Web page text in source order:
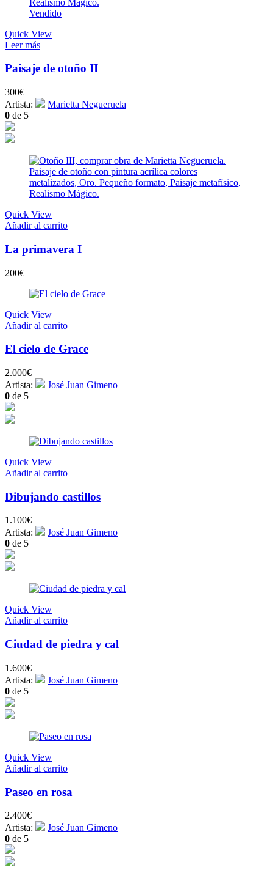
Vendido
Quick View
Leer más
Paisaje de otoño II
300€
Artista:
Marietta Negueruela
0 de 5
Quick View
Añadir al carrito
La primavera I
200€
Quick View
Añadir al carrito
El cielo de Grace
2.000€
Artista:
José Juan Gimeno
0 de 5
Quick View
Añadir al carrito
Dibujando castillos
1.100€
Artista:
José Juan Gimeno
0 de 5
Quick View
Añadir al carrito
Ciudad de piedra y cal
1.600€
Artista:
José Juan Gimeno
0 de 5
Quick View
Añadir al carrito
Paseo en rosa
2.400€
Artista:
José Juan Gimeno
0 de 5